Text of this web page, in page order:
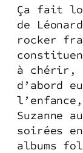
Ça fait
de
rocker
à chérir,
d’abord
Suzanne
soirées
albums